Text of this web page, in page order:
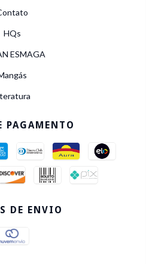
HQs
ESMAGA
PAGAMENTO
DE ENVIO